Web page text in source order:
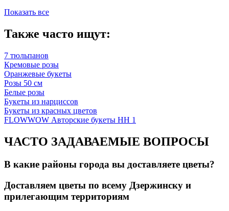
Показать все
Также часто ищут:
7 тюльпанов
Кремовые розы
Оранжевые букеты
Розы 50 см
Белые розы
Букеты из нарциссов
Букеты из красных цветов
FLOWWOW Авторские букеты НН 1
ЧАСТО ЗАДАВАЕМЫЕ ВОПРОСЫ
В какие районы города вы доставляете цветы?
Доставляем цветы по всему Дзержинску и
прилегающим территориям